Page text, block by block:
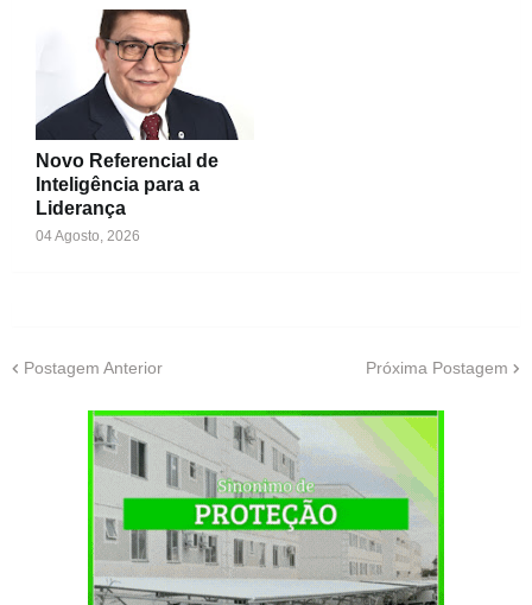
Novo Referencial de
Inteligência para a
Liderança
04 Agosto, 2026
Postagem Anterior Próxima Postagem